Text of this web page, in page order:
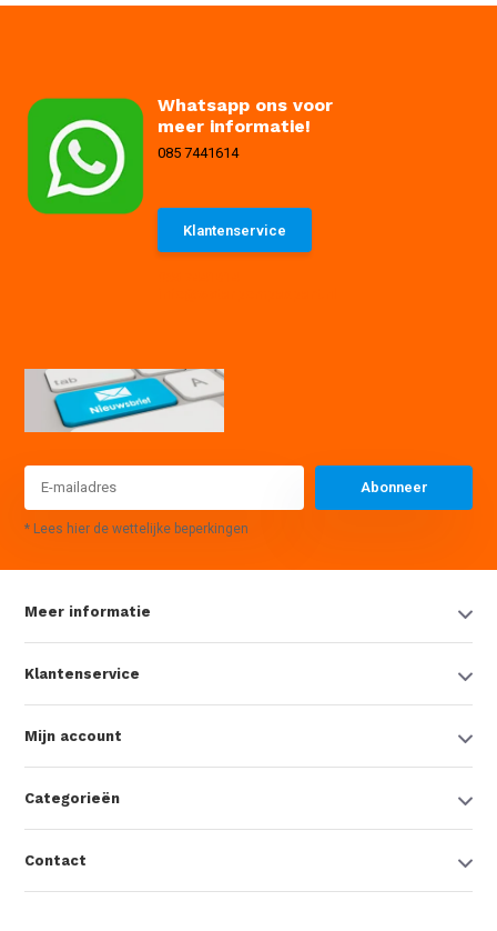
Whatsapp ons voor
meer informatie!
085 7441614
Klantenservice
Abonneer
* Lees hier de wettelijke beperkingen
Meer informatie
Klantenservice
Mijn account
Categorieën
Contact